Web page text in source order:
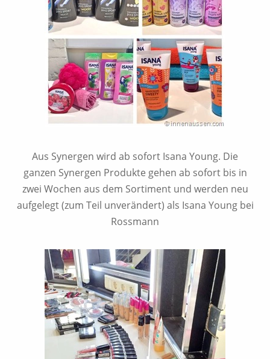
Aus Synergen wird ab sofort Isana Young. Die
ganzen Synergen Produkte gehen ab sofort bis in
zwei Wochen aus dem Sortiment und werden neu
aufgelegt (zum Teil unverändert) als Isana Young bei
Rossmann